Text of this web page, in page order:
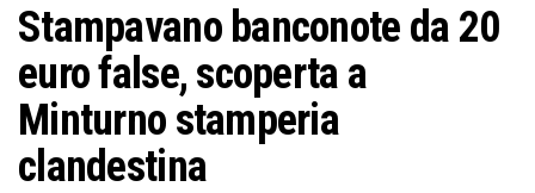
Stampavano banconote da 20
euro false, scoperta a
Minturno stamperia
clandestina